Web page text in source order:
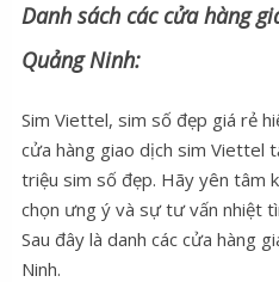
Danh sách các cửa hàng
Quảng Ninh:
Sim Viettel, sim số đẹp giá rẻ
cửa hàng giao dịch sim Viettel
triệu sim số đẹp. Hãy yên tâm
chọn ưng ý và sự tư vấn nhiệt
Sau đây là danh các cửa hàng
Ninh.